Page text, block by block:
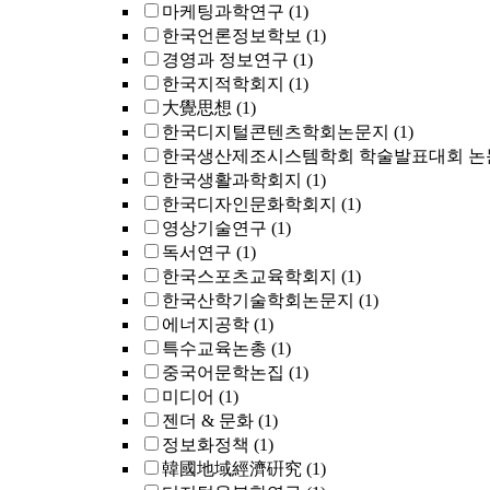
마케팅과학연구 (1)
한국언론정보학보 (1)
경영과 정보연구 (1)
한국지적학회지 (1)
大覺思想 (1)
한국디지털콘텐츠학회논문지 (1)
한국생산제조시스템학회 학술발표대회 논
한국생활과학회지 (1)
한국디자인문화학회지 (1)
영상기술연구 (1)
독서연구 (1)
한국스포츠교육학회지 (1)
한국산학기술학회논문지 (1)
에너지공학 (1)
특수교육논총 (1)
중국어문학논집 (1)
미디어 (1)
젠더 & 문화 (1)
정보화정책 (1)
韓國地域經濟硏究 (1)